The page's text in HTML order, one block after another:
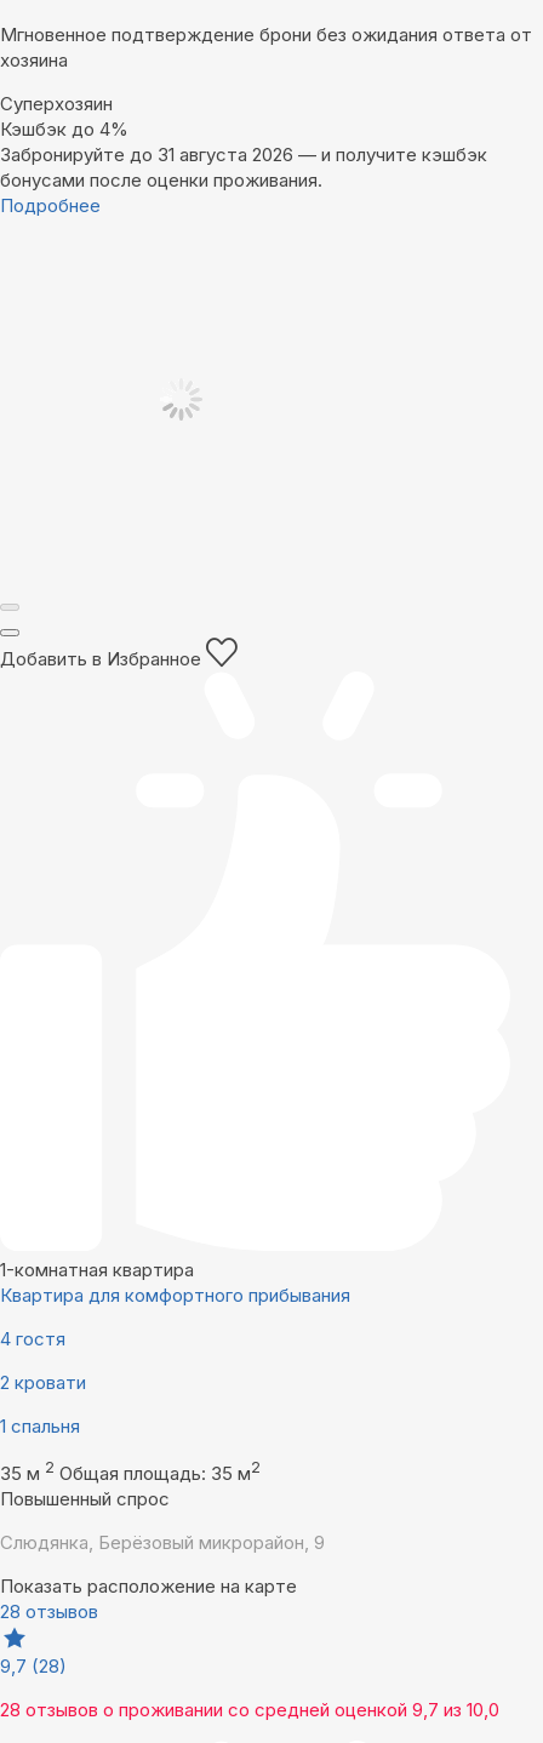
Мгновенное подтверждение брони без ожидания ответа от
хозяина
Суперхозяин
Кэшбэк до 4%
Забронируйте до 31 августа 2026 — и получите кэшбэк
бонусами после оценки проживания.
Подробнее
Добавить в Избранное
1-комнатная квартира
Квартира для комфортного прибывания
4 гостя
2 кровати
1 спальня
35 м 2 Общая площадь: 35 м2
Повышенный спрос
Слюдянка, Берёзовый микрорайон, 9
Показать расположение на карте
28 отзывов
9,7 (28)
28 отзывов о проживании со средней оценкой 9,7 из 10,0